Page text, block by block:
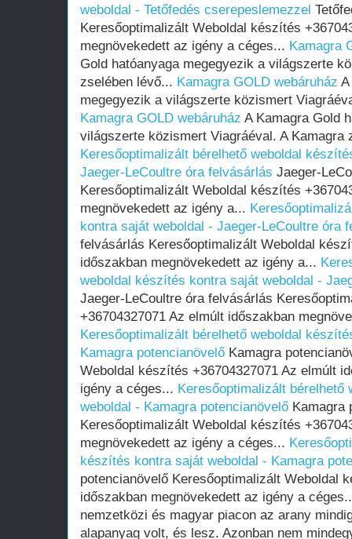
weboldal - Tetőfedés cserepeslemezzel
Keresőoptimalizált Weboldal készítés
megnövekedett az igény a céges... Kamagra
Gold hatóanyaga megegyezik a világszerte
zselében lévő... Kamagra GOLD webáruház
megegyezik a világszerte közismert
Kamagra GOLD webáruház A Kamagra Gold
világszerte közismert Viagráéval. A Kamagra
Keresőoptimalizált bérelhető weboldal
Jaeger-LeCoultre óra felvásárlás Jaeger-
Keresőoptimalizált Weboldal készítés
megnövekedett az igény a...
kontra saját weboldal - Jaeger-LeCoultre óra
felvásárlás Keresőoptimalizált Weboldal
időszakban megnövekedett az igény a...
weboldal készítés kontra saját weboldal -
Jaeger-LeCoultre óra felvásárlás
+36704327071 Az elmúlt időszakban
Keresőoptimalizált bérelhető weboldal
Kamagra potencianövelő Kamagra
Weboldal készítés +36704327071 Az elmúlt
igény a céges... Keresőoptimalizált
weboldal - Kamagra potencianövelő Kamagra
Keresőoptimalizált Weboldal készítés
megnövekedett az igény a céges...
készítés kontra saját weboldal - Kamagra
potencianövelő Keresőoptimalizált Weboldal
időszakban megnövekedett az igény a
nemzetközi és magyar piacon az arany
alapanyag volt, és lesz. Azonban nem